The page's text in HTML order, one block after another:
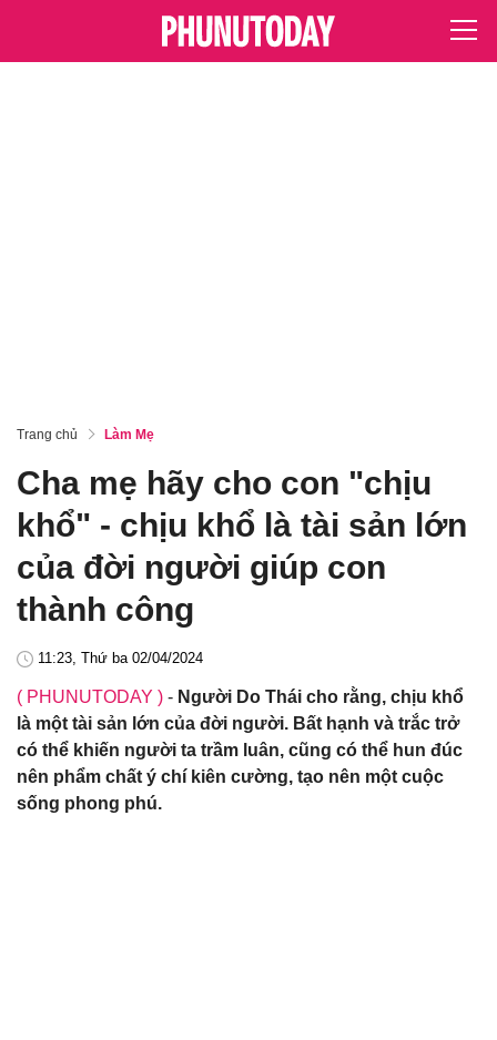
Trang chủ Làm Mẹ
Cha mẹ hãy cho con "chịu
khổ" - chịu khổ là tài sản lớn
của đời người giúp con
thành công
11:23, Thứ ba 02/04/2024
( PHUNUTODAY ) - Người Do Thái cho rằng, chịu khổ
là một tài sản lớn của đời người. Bất hạnh và trắc trở
có thể khiến người ta trầm luân, cũng có thể hun đúc
nên phẩm chất ý chí kiên cường, tạo nên một cuộc
sống phong phú.